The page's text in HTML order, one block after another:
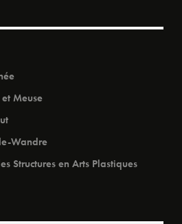
Meuse
Wandre
Structures en Arts Plastiques